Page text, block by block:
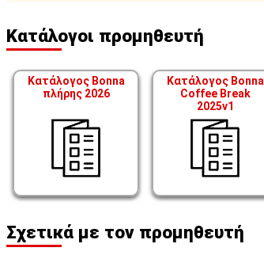
Κατάλογοι προμηθευτή
Κατάλογος Bonna
πλήρης 2026
Κατάλογος Bonna
Coffee Break
2025v1
Σχετικά με τον προμηθευτή